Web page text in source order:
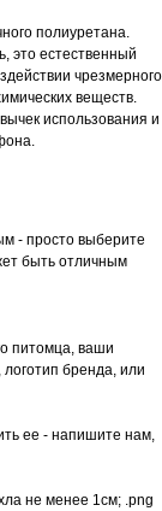
полиуретана.
это естественный
чрезмерного
веществ.
использования и
- просто выберите
быть отличным
питомца, ваши
бренда, или
ее - напишите нам,
не менее 1см; .png